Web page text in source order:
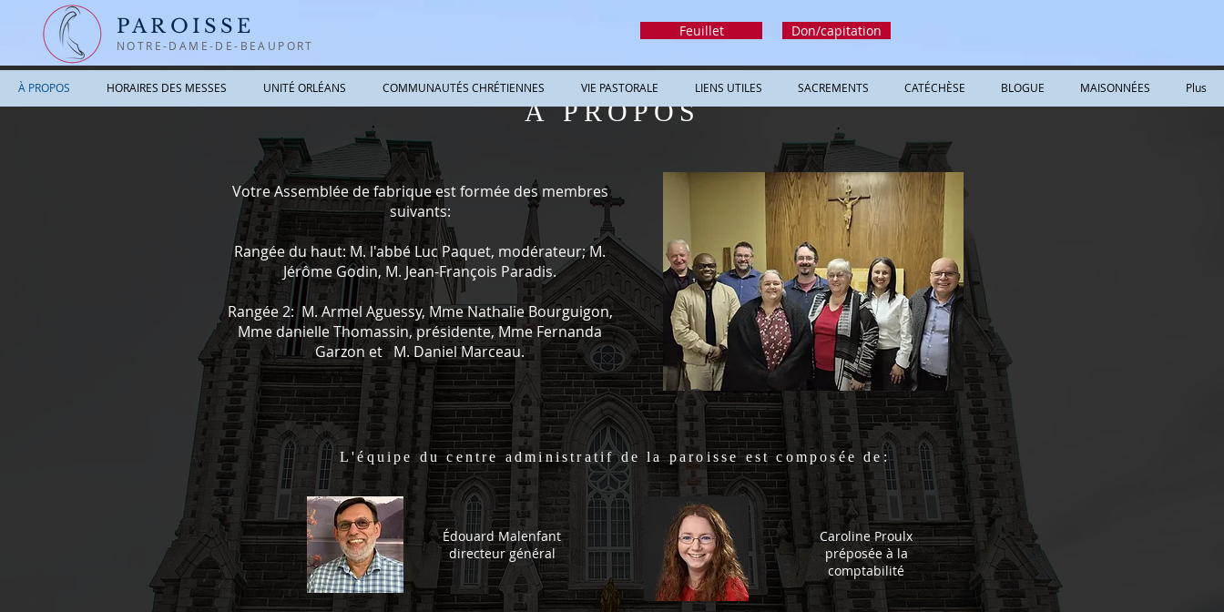
PAROISSE
NOTRE-DAME-DE-BEAUPORT
Feuillet Don/capitation
À PROPOS HORAIRES DES MESSES UNITÉ ORLÉANS COMMUNAUTÉS CHRÉTIENNES VIE PASTORALE LIENS UTILES SACREMENTS CATÉCHÈSE BLOGUE MAISONNÉES Plus
À PROPOS
Votre Assemblée de fabrique est formée des membres
suivants:
Rangée du haut: M. l'abbé Luc Paquet, modérateur; M.
Jérôme Godin, M. Jean-François Paradis.
Rangée 2:M. Armel Aguessy, Mme Nathalie Bourguigon,
Mme danielle Thomassin, présidente, Mme Fernanda
Garzon et M. Daniel Marceau.
L'équipe du centre administratif de la paroisse est composée de:
Édouard Malenfant
directeur général
Caroline Proulx
préposée à la
comptabilité